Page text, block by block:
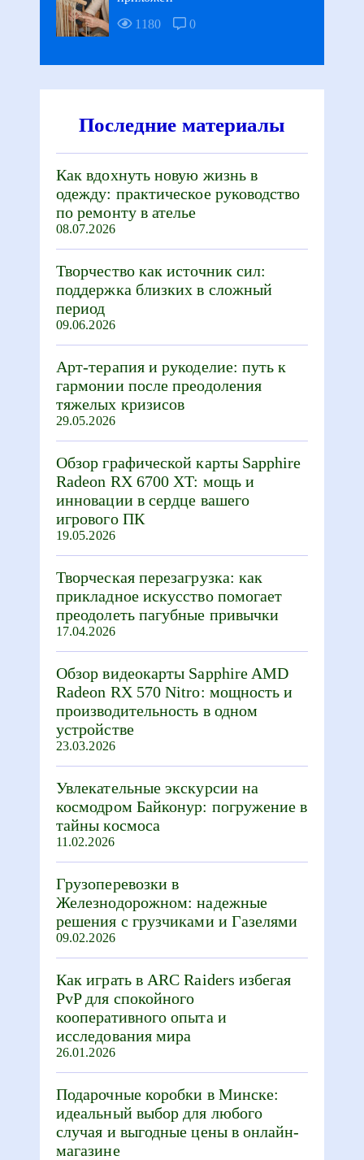
1180
0
Последние материалы
Как вдохнуть новую жизнь в
одежду: практическое руководство
по ремонту в ателье
08.07.2026
Творчество как источник сил:
поддержка близких в сложный
период
09.06.2026
Арт-терапия и рукоделие: путь к
гармонии после преодоления
тяжелых кризисов
29.05.2026
Обзор графической карты Sapphire
Radeon RX 6700 XT: мощь и
инновации в сердце вашего
игрового ПК
19.05.2026
Творческая перезагрузка: как
прикладное искусство помогает
преодолеть пагубные привычки
17.04.2026
Обзор видеокарты Sapphire AMD
Radeon RX 570 Nitro: мощность и
производительность в одном
устройстве
23.03.2026
Увлекательные экскурсии на
космодром Байконур: погружение в
тайны космоса
11.02.2026
Грузоперевозки в
Железнодорожном: надежные
решения с грузчиками и Газелями
09.02.2026
Как играть в ARC Raiders избегая
PvP для спокойного
кооперативного опыта и
исследования мира
26.01.2026
Подарочные коробки в Минске:
идеальный выбор для любого
случая и выгодные цены в онлайн-
магазине